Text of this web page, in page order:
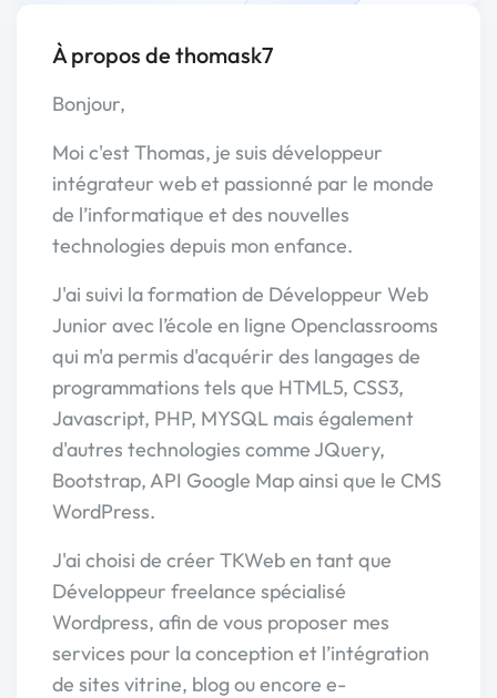
À propos de thomask7
Bonjour,
Moi c'est Thomas, je suis développeur
intégrateur web et passionné par le monde
de l’informatique et des nouvelles
technologies depuis mon enfance.
J'ai suivi la formation de Développeur Web
Junior avec l’école en ligne Openclassrooms
qui m'a permis d'acquérir des langages de
programmations tels que HTML5, CSS3,
Javascript, PHP, MYSQL mais également
d'autres technologies comme JQuery,
Bootstrap, API Google Map ainsi que le CMS
WordPress.
J'ai choisi de créer TKWeb en tant que
Développeur freelance spécialisé
Wordpress, afin de vous proposer mes
services pour la conception et l’intégration
de sites vitrine, blog ou encore e-